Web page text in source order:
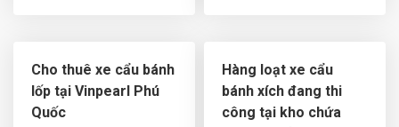
Cho thuê xe cẩu bánh
lốp tại Vinpearl Phú
Quốc
Hàng loạt xe cẩu
bánh xích đang thi
công tại kho chứa